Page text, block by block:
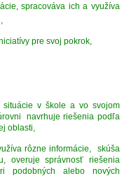
spracováva ich a využíva
pre svoj pokrok,
v škole a vo svojom
navrhuje riešenia podľa
oblasti,
rôzne informácie, skúša
overuje správnosť riešenia
podobných alebo nových